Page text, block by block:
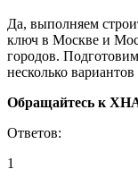
Да, выполняем
ключ в Москве и
городов.
несколько
Обращайтесь к
Ответов:
1